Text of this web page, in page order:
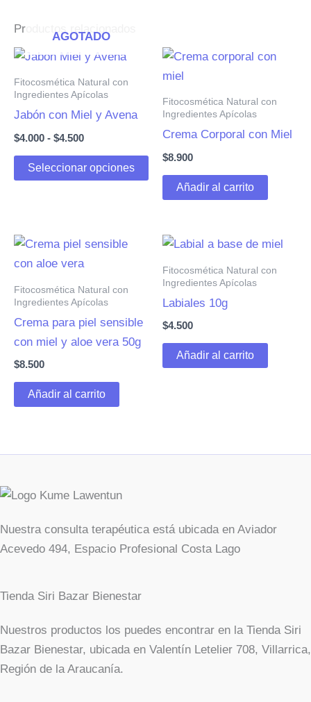
Productos relacionados
AGOTADO
Fitocosmética Natural con
Ingredientes Apícolas
Jabón con Miel y Avena
$4.000 - $4.500Rango
precios:
desde
Seleccionar opciones
Este
producto
tiene
variantes.
opciones
elegir
Fitocosmética Natural con
Ingredientes Apícolas
Crema Corporal con Miel
$8.900
Añadir al carrito
Fitocosmética Natural con
Ingredientes Apícolas
Crema para piel sensible
con miel y aloe vera 50g
$8.500
Añadir al carrito
Fitocosmética Natural con
Ingredientes Apícolas
Labiales 10g
$4.500
Añadir al carrito
Nuestra consulta terapéutica está ubicada en Aviador
Acevedo 494, Espacio Profesional Costa Lago
Tienda Siri Bazar Bienestar
Nuestros productos los puedes encontrar en la Tienda Siri
Bazar Bienestar, ubicada en Valentín Letelier 708, Villarrica,
Región de la Araucanía.